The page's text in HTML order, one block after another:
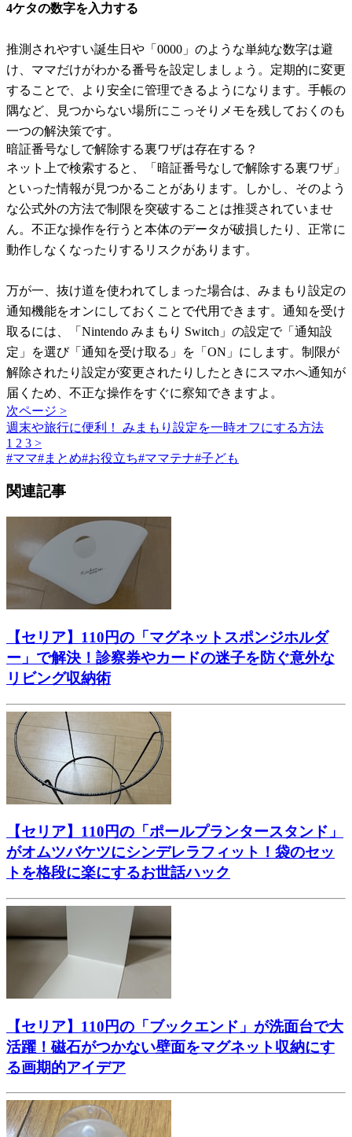
4ケタの数字を入力する
推測されやすい誕生日や「0000」のような単純な数字は避
け、ママだけがわかる番号を設定しましょう。定期的に変更
することで、より安全に管理できるようになります。手帳の
隅など、見つからない場所にこっそりメモを残しておくのも
一つの解決策です。
暗証番号なしで解除する裏ワザは存在する？
ネット上で検索すると、「暗証番号なしで解除する裏ワザ」
といった情報が見つかることがあります。しかし、そのよう
な公式外の方法で制限を突破することは推奨されていませ
ん。不正な操作を行うと本体のデータが破損したり、正常に
動作しなくなったりするリスクがあります。
万が一、抜け道を使われてしまった場合は、みまもり設定の
通知機能をオンにしておくことで代用できます。通知を受け
取るには、「Nintendo みまもり Switch」の設定で「通知設
定」を選び「通知を受け取る」を「ON」にします。制限が
解除されたり設定が変更されたりしたときにスマホへ通知が
届くため、不正な操作をすぐに察知できますよ。
次ページ >
週末や旅行に便利！ みまもり設定を一時オフにする方法
1 2 3 >
#ママ#まとめ#お役立ち#ママテナ#子ども
関連記事
【セリア】110円の「マグネットスポンジホルダ
ー」で解決！診察券やカードの迷子を防ぐ意外な
リビング収納術
【セリア】110円の「ポールプランタースタンド」
がオムツバケツにシンデレラフィット！袋のセッ
トを格段に楽にするお世話ハック
【セリア】110円の「ブックエンド」が洗面台で大
活躍！磁石がつかない壁面をマグネット収納にす
る画期的アイデア